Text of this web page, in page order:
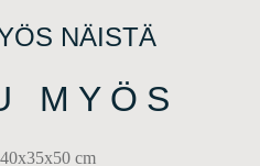
NÄISTÄ
MYÖS